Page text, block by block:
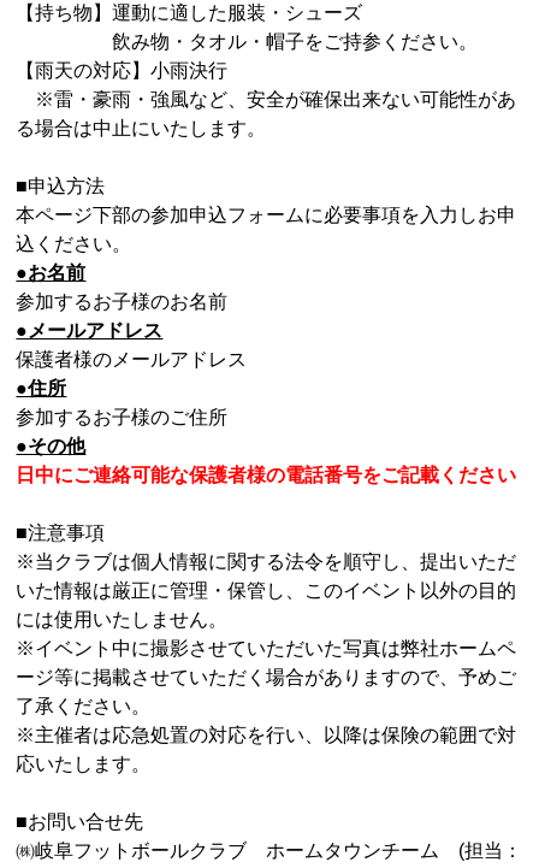
【持ち物】運動に適した服装・シューズ
飲み物・タオル・帽子をご持参ください。
【雨天の対応】小雨決行
※雷・豪雨・強風など、安全が確保出来ない可能性があ
る場合は中止にいたします。
■申込方法
本ページ下部の参加申込フォームに必要事項を入力しお申
込ください。
●お名前
参加するお子様のお名前
●メールアドレス
保護者様のメールアドレス
●住所
参加するお子様のご住所
●その他
日中にご連絡可能な保護者様の電話番号をご記載ください
■注意事項
※当クラブは個人情報に関する法令を順守し、提出いただ
いた情報は厳正に管理・保管し、このイベント以外の目的
には使用いたしません。
※イベント中に撮影させていただいた写真は弊社ホームペ
ージ等に掲載させていただく場合がありますので、予めご
了承ください。
※主催者は応急処置の対応を行い、以降は保険の範囲で対
応いたします。
■お問い合せ先
㈱岐阜フットボールクラブ ホームタウンチーム (担当：